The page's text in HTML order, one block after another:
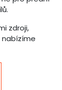
zdroji,
nabízíme